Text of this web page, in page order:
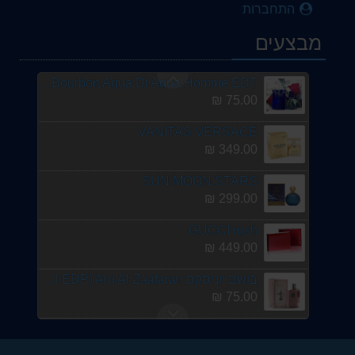
התחברות
מבצעים139.00 ₪
Princesse Marina De Bourbon Aqua Di Aqua Homme EDT
75.00 ₪
VANITAS VERSACE
349.00 ₪
SUN MOON STARS
299.00 ₪
GUCCI rush
449.00 ₪
בושם יוניסקס Dirham Wardi (Unisex Halal 100ml EDP) Ard Al Zaafaran א.ד.פ. ארד אל זעפראן
75.00 ₪